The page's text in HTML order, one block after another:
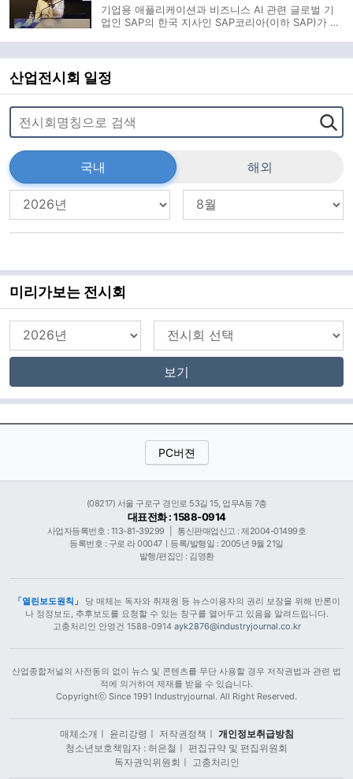
기업용 애플리케이션과 비즈니스 AI 관련 글로벌 기
업인 SAP의 한국 지사인 SAP코리아(이하 SAP)가 최
점을 밝혔다. SAP 고객 자문부문의 하경남 부문장은
최근 여의도에서 열린 SAP코리아 창
산업전시회 일정
국내 해외
미리가보는 전시회
보기
PC버젼
(08217) 서울 구로구 경인로 53길 15, 업무A동 7층
대표전화 : 1588-0914
사업자등록번호 : 113-81-39299
통신판매업신고 : 제2004-01499호
등록번호 : 구로 라 00047ㅣ등록/발행일 : 2005년 9월 21일
발행/편집인 : 김영환
「열린보도원칙」
당 매체는 독자와 취재원 등 뉴스이용자의 권리 보장을 위해 반론이
나 정정보도, 추후보도를 요청할 수 있는 창구를 열어두고 있음을 알려드립니다.
고충처리인 안영건 1588-0914 ayk2876@industryjournal.co.kr
산업종합저널의 사전동의 없이 뉴스 및 콘텐츠를 무단 사용할 경우 저작권법과 관련 법
적에 의거하여 제재를 받을 수 있습니다.
Copyrightⓒ Since 1991 Industryjournal. All Right Reserved.
매체소개 ㅣ 윤리강령 ㅣ 저작권정책 ㅣ 개인정보취급방침
청소년보호책임자 : 허은철 ㅣ 편집규약 및 편집위원회
독자권익위원회 ㅣ 고충처리인